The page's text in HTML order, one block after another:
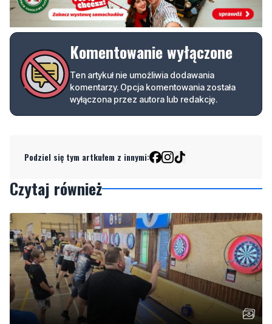
Komentowanie wyłączone
Ten artykuł nie umożliwia dodawania
komentarzy. Opcja komentowania została
wyłączona przez autora lub redakcję.
Podziel się tym artkułem z innymi:
Czytaj również